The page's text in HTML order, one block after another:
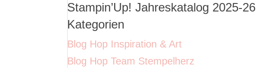
Stampin’Up! Jahreskatalog 2025-26
Kategorien
Blog Hop Inspiration & Art
Blog Hop Team Stempelherz